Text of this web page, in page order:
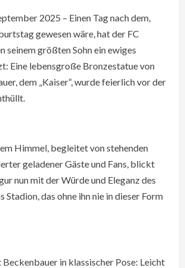
2025 – Einen Tag nach dem,
gewesen wäre, hat der FC
seinem größten Sohn ein ewiges
Eine lebensgroße Bronzestatue von
dem „Kaiser“, wurde feierlich vor der
Himmel, begleitet von stehenden
geladener Gäste und Fans, blickt
nun mit der Würde und Eleganz des
Stadion, das ohne ihn nie in dieser Form
in klassischer Pose: Leicht